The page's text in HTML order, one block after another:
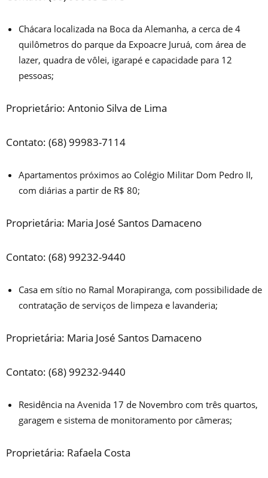
Chácara localizada na Boca da Alemanha, a cerca de 4
quilômetros do parque da Expoacre Juruá, com área de
lazer, quadra de vôlei, igarapé e capacidade para 12
pessoas;
Proprietário: Antonio Silva de Lima
Contato: (68) 99983-7114
Apartamentos próximos ao Colégio Militar Dom Pedro II,
com diárias a partir de R$ 80;
Proprietária: Maria José Santos Damaceno
Contato: (68) 99232-9440
Casa em sítio no Ramal Morapiranga, com possibilidade de
contratação de serviços de limpeza e lavanderia;
Proprietária: Maria José Santos Damaceno
Contato: (68) 99232-9440
Residência na Avenida 17 de Novembro com três quartos,
garagem e sistema de monitoramento por câmeras;
Proprietária: Rafaela Costa